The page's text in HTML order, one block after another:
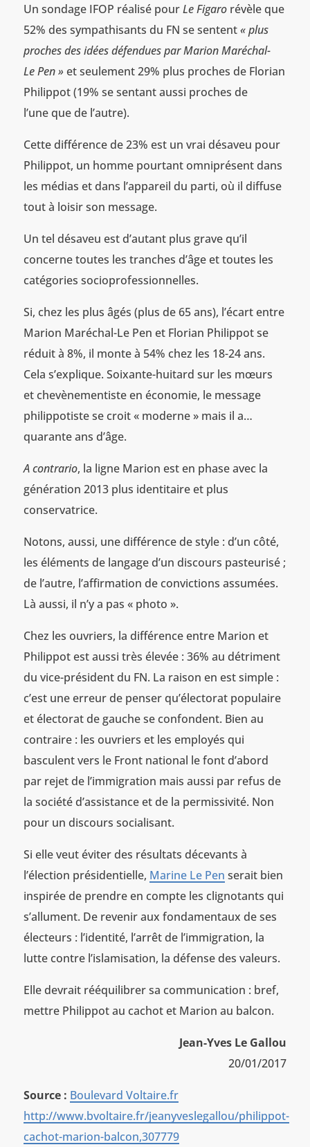
Un sondage IFOP réalisé pourLe Figarorévèle que
52% des sympathisants du FN se sentent« plus
proches des idées défendues par Marion Maréchal-
Le Pen » et seulement 29% plus proches de Florian
Philippot (19% se sentant aussi proches de
l’une que de l’autre).
Cette différence de 23% est un vrai désaveu pour
Philippot, un homme pourtant omniprésent dans
les médias et dans l’appareil du parti, où il diffuse
tout à loisir son message.
Un tel désaveu est d’autant plus grave qu’il
concerne toutes les tranches d’âge et toutes les
catégories socioprofessionnelles.
Si, chez les plus âgés (plus de 65 ans), l’écart entre
Marion Maréchal-Le Pen et Florian Philippot se
réduit à 8%, il monte à 54% chez les 18-24 ans.
Cela s’explique. Soixante-huitard sur les mœurs
et chevènementiste en économie, le message
philippotiste se croit « moderne » mais il a…
quarante ans d’âge.
A contrario, la ligne Marion est en phase avec la
génération 2013 plus identitaire et plus
conservatrice.
Notons, aussi, une différence de style : d’un côté,
les éléments de langage d’un discours pasteurisé ;
de l’autre, l’affirmation de convictions assumées.
Là aussi, il n’y a pas « photo ».
Chez les ouvriers, la différence entre Marion et
Philippot est aussi très élevée : 36% au détriment
du vice-président du FN. La raison en est simple :
c’est une erreur de penser qu’électorat populaire
et électorat de gauche se confondent. Bien au
contraire : les ouvriers et les employés qui
basculent vers le Front national le font d’abord
par rejet de l’immigration mais aussi par refus de
la société d’assistance et de la permissivité. Non
pour un discours socialisant.
Si elle veut éviter des résultats décevants à
l’élection présidentielle, Marine Le Pen serait bien
inspirée de prendre en compte les clignotants qui
s’allument. De revenir aux fondamentaux de ses
électeurs : l’identité, l’arrêt de l’immigration, la
lutte contre l’islamisation, la défense des valeurs.
Elle devrait rééquilibrer sa communication : bref,
mettre Philippot au cachot et Marion au balcon.
Jean-Yves Le Gallou
20/01/2017
Source : Boulevard Voltaire.fr
http://www.bvoltaire.fr/jeanyveslegallou/philippot-
cachot-marion-balcon,307779